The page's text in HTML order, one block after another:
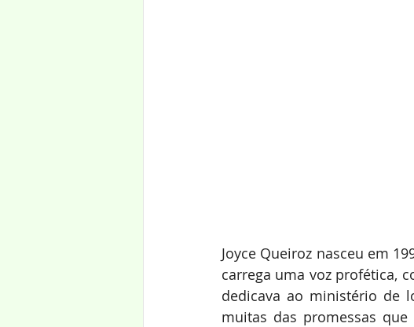
Joyce Queiroz nasceu em
carrega uma voz profética,
dedicava ao ministério de
muitas das promessas